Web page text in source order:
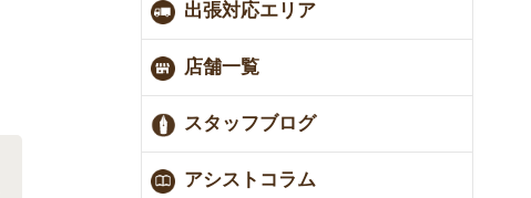
出張対応エリア
店舗一覧
スタッフブログ
アシストコラム